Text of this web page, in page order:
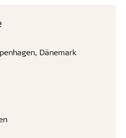
Dänemark